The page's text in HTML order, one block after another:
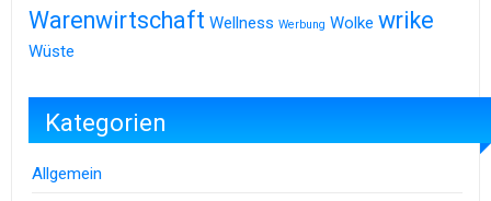
Warenwirtschaft Wellness Werbung Wolke wrike
Wüste
Kategorien
Allgemein